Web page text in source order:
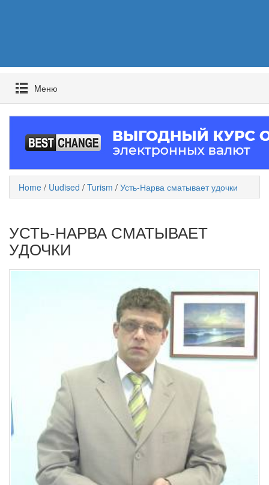
Mеню
Home / Uudised / Turism / Усть-Нарва сматывает удочки
УСТЬ-НАРВА СМАТЫВАЕТ
УДОЧКИ